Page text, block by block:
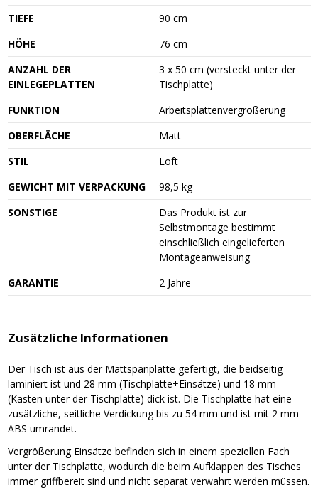
TIEFE
90 cm
HÖHE
76 cm
ANZAHL DER
EINLEGEPLATTEN
3 x 50 cm (versteckt unter der
Tischplatte)
FUNKTION
Arbeitsplattenvergrößerung
OBERFLÄCHE
Matt
STIL
Loft
GEWICHT MIT VERPACKUNG
98,5 kg
SONSTIGE
Das Produkt ist zur
Selbstmontage bestimmt
einschließlich eingelieferten
Montageanweisung
GARANTIE
2 Jahre
Zusätzliche Informationen
Der Tisch ist aus der Mattspanplatte gefertigt, die beidseitig
laminiert ist und 28 mm (Tischplatte+Einsätze) und 18 mm
(Kasten unter der Tischplatte) dick ist. Die Tischplatte hat eine
zusätzliche, seitliche Verdickung bis zu 54 mm und ist mit 2 mm
ABS umrandet.
Vergrößerung Einsätze befinden sich in einem speziellen Fach
unter der Tischplatte, wodurch die beim Aufklappen des Tisches
immer griffbereit sind und nicht separat verwahrt werden müssen.